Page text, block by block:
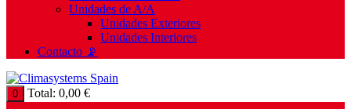
Unidades de A/A
Unidades Exteriores
Unidades Interiores
Contacto 📡
0 Total: 0,00 €